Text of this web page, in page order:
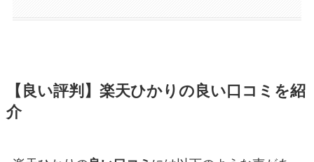
【良い評判】楽天ひかりの良い口コミを紹
介